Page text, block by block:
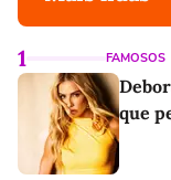
1 FAMOSOS
que